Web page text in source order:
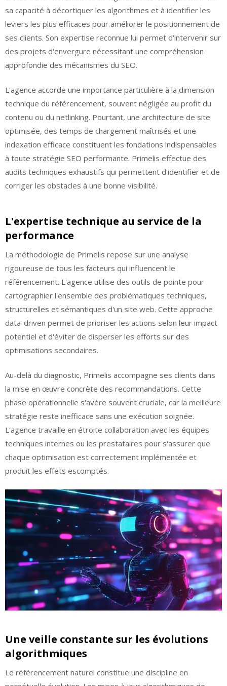
sa capacité à décortiquer les algorithmes et à identifier les
leviers les plus efficaces pour améliorer le positionnement de
ses clients. Son expertise reconnue lui permet d'intervenir sur
des projets d'envergure nécessitant une compréhension
approfondie des mécanismes du SEO.
L'agence accorde une importance particulière à la dimension
technique du référencement, souvent négligée au profit du
contenu ou du netlinking. Pourtant, une architecture de site
optimisée, des temps de chargement maîtrisés et une
indexation efficace constituent les fondations indispensables
à toute stratégie SEO performante. Primelis effectue des
audits techniques exhaustifs qui permettent d'identifier et de
corriger les obstacles à une bonne visibilité.
L'expertise technique au service de la
performance
La méthodologie de Primelis repose sur une analyse
rigoureuse de tous les facteurs qui influencent le
référencement. L'agence utilise des outils de pointe pour
cartographier l'ensemble des problématiques techniques,
structurelles et sémantiques d'un site web. Cette approche
data-driven permet de prioriser les actions selon leur impact
potentiel et d'éviter de disperser les efforts sur des
optimisations secondaires.
Au-delà du diagnostic, Primelis accompagne ses clients dans
la mise en œuvre concrète des recommandations. Cette
phase opérationnelle s'avère souvent cruciale, car la meilleure
stratégie reste inefficace sans une exécution soignée.
L'agence travaille en étroite collaboration avec les équipes
techniques internes ou les prestataires pour s'assurer que
chaque optimisation est correctement implémentée et
produit les effets escomptés.
Une veille constante sur les évolutions
algorithmiques
Le référencement naturel constitue une discipline en